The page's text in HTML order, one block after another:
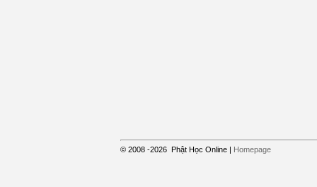
© 2008 -2026 Phật Học Online | Homepage